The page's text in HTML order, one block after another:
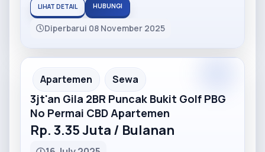
LIHAT DETAIL HUBUNGI
Diperbarui 08 November 2025
Partner Ad
Apartemen Sewa
3jt'an Gila 2BR Puncak Bukit Golf PBG
No Permai CBD Apartemen
Rp. 3.35 Juta / Bulanan